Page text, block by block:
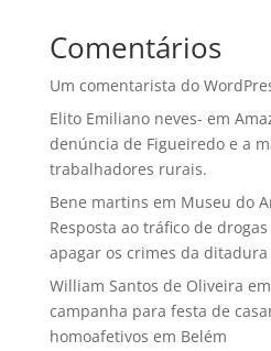
Comentários
Um comentarista do
Elito Emiliano neves- em
denúncia de Figueiredo e a
trabalhadores rurais.
Bene martins em Museu do
Resposta ao tráfico de
apagar os crimes da
William Santos de Oliveira em
campanha para festa de
homoafetivos em Belém